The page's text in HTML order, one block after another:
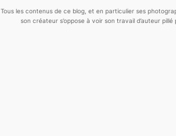
Tous les contenus de ce blog, et en particulier ses
son créateur s’oppose à voir son travail d’auteur